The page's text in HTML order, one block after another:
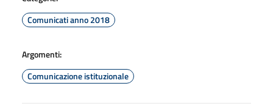
Comunicati anno 2018
Argomenti:
Comunicazione istituzionale